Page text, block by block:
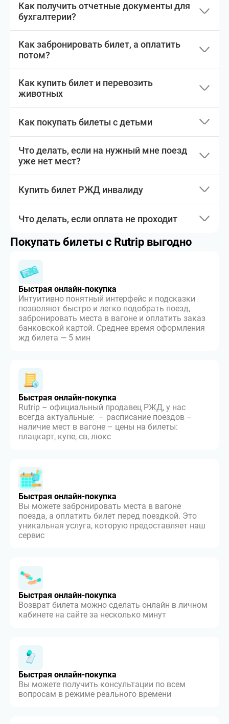
Как получить отчетные документы для
бухгалтерии?
Как забронировать билет, а оплатить
потом?
Как купить билет и перевозить
животных
Как покупать билеты с детьми
Что делать, если на нужный мне поезд
уже нет мест?
Купить билет РЖД инвалиду
Что делать, если оплата не проходит
Покупать билеты с Rutrip выгодно
Быстрая онлайн-покупка
Интуитивно понятный интерфейс и подсказки
позволяют быстро и легко подобрать поезд,
забронировать места в вагоне и оплатить заказ
банковской картой. Среднее время оформления
жд билета — 5 мин
Быстрая онлайн-покупка
Rutrip – официальный продавец РЖД, у нас
всегда актуальные: – расписание поездов –
наличие мест в вагоне – цены на билеты:
плацкарт, купе, св, люкс
Быстрая онлайн-покупка
Вы можете забронировать места в вагоне
поезда, а оплатить билет перед поездкой. Это
уникальная услуга, которую предоставляет наш
сервис
Быстрая онлайн-покупка
Возврат билета можно сделать онлайн в личном
кабинете на сайте за несколько минут
Быстрая онлайн-покупка
Вы можете получить консультации по всем
вопросам в режиме реального времени